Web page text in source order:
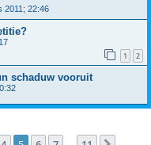
2011; 22:46
1 2
schaduw vooruit